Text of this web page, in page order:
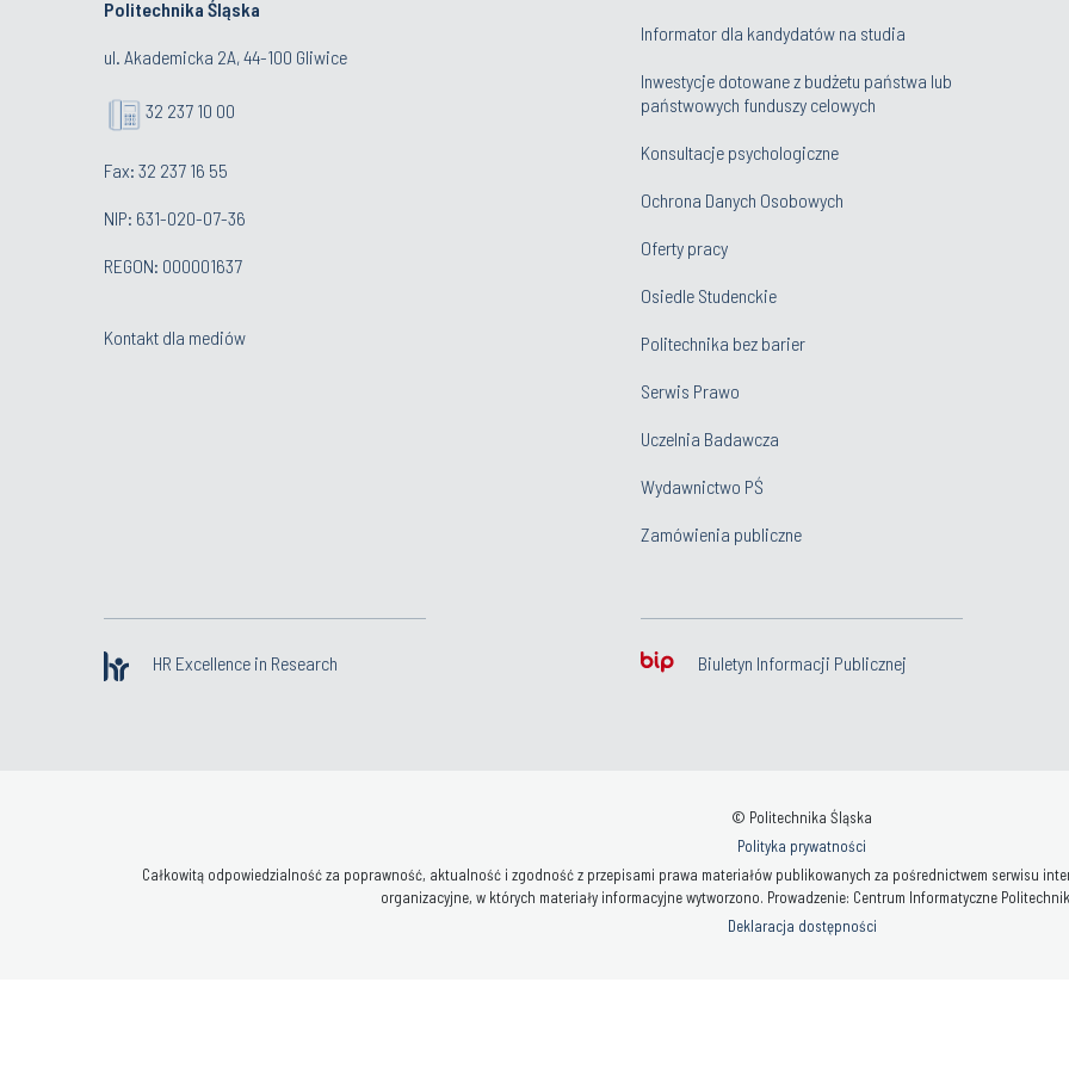
Politechnika Śląska
ul. Akademicka 2A, 44-100 Gliwice
32 237 10 00
Fax: 32 237 16 55
NIP: 631-020-07-36
REGON: 000001637
Kontakt dla mediów
Informator dla kandydatów na studia
Inwestycje dotowane z budżetu państwa lub
państwowych funduszy celowych
Konsultacje psychologiczne
Ochrona Danych Osobowych
Oferty pracy
Osiedle Studenckie
Politechnika bez barier
Serwis Prawo
Uczelnia Badawcza
Wydawnictwo PŚ
Zamówienia publiczne
HR Excellence in Research Biuletyn Informacji Publicznej
© Politechnika Śląska
Polityka prywatności
Całkowitą odpowiedzialność za poprawność, aktualność i zgodność z przepisami prawa materiałów publikowanych za pośrednictwem serwisu
organizacyjne, w których materiały informacyjne wytworzono. Prowadzenie: Centrum Informatyczne
Deklaracja dostępności